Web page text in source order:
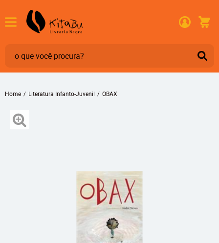
Home Literatura Infanto-Juvenil OBAX